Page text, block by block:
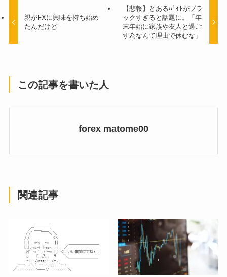
親がFXに興味を持ち始め
たんだけど
【悲報】とあるﾊﾞｲﾄがブラ
ックすぎると話題に。「年
末年始に家族や友人と過ご
す為なんて理由で休むな」
この記事を書いた人
forex matome00
関連記事